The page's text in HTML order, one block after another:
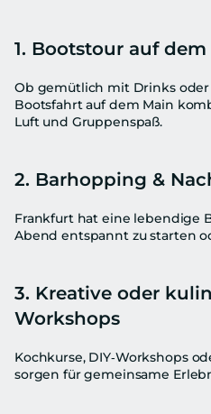
1. Bootstour auf
Ob gemütlich mit Drinks oder
Bootsfahrt auf dem Main
Luft und Gruppenspaß.
2. Barhopping &
Frankfurt hat eine lebendige
Abend entspannt zu starten
3. Kreative oder
Workshops
Kochkurse, DIY‑Workshops
sorgen für gemeinsame